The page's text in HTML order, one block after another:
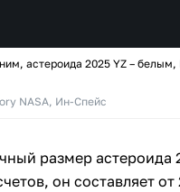
астероида 2025 YZ –
NASA, Ин-Спейс
размер астероида
он составляет